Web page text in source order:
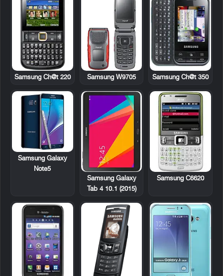
Samsung Ch@t 350
Samsung W9705
Samsung Ch@t 220
Samsung C6620
Samsung Galaxy
Tab 4 10.1 (2015)
Samsung Galaxy
Note5